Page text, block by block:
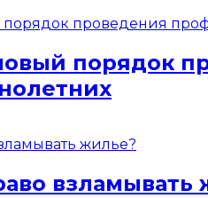
порядок
взламывать